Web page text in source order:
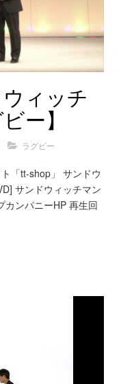
ウィッチ
ー】
ラグビー
「tt-shop」 サンドウ
サンドウィッチマン
カンパニーHP 再生回